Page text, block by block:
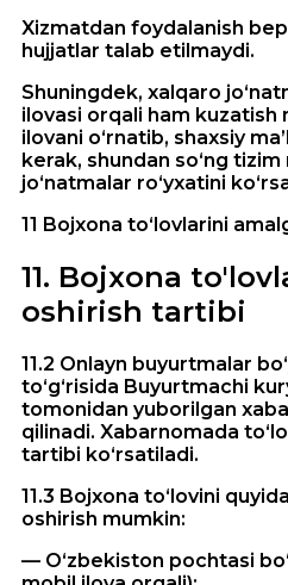
Xizmatdan foydalanish
hujjatlar talab etilmaydi.
Shuningdek, xalqaro
ilovasi orqali ham kuzatish
ilovani o‘rnatib, shaxsiy
kerak, shundan so‘ng
jo‘natmalar ro‘yxatini
11 Bojxona to‘lovlarini
11. Bojxona
oshirish tartibi
11.2 Onlayn buyurtmalar
to‘g‘risida Buyurtmachi
tomonidan yuborilgan
qilinadi. Xabarnomada
tartibi ko‘rsatiladi.
11.3 Bojxona to‘lovini
oshirish mumkin:
— O‘zbekiston pochtasi